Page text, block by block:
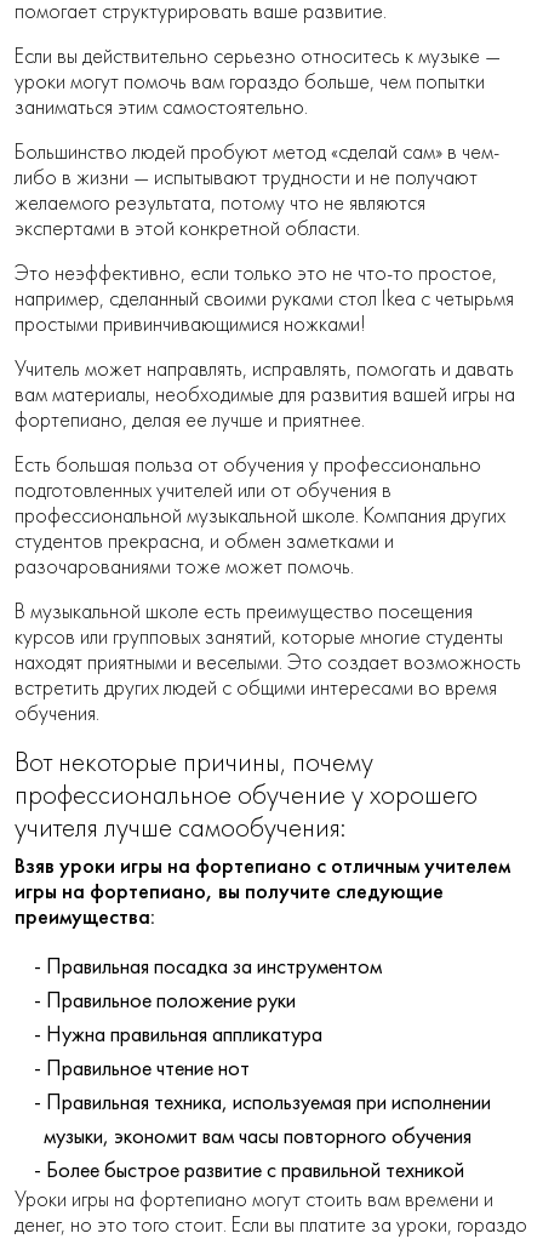
помогает структурировать ваше развитие.
Если вы действительно серьезно относитесь к музыке —
уроки могут помочь вам гораздо больше, чем попытки
заниматься этим самостоятельно.
Большинство людей пробуют метод «сделай сам» в чем-
либо в жизни — испытывают трудности и не получают
желаемого результата, потому что не являются
экспертами в этой конкретной области.
Это неэффективно, если только это не что-то простое,
например, сделанный своими руками стол Ikea с четырьмя
простыми привинчивающимися ножками!
Учитель может направлять, исправлять, помогать и давать
вам материалы, необходимые для развития вашей игры на
фортепиано, делая ее лучше и приятнее.
Есть большая польза от обучения у профессионально
подготовленных учителей или от обучения в
профессиональной музыкальной школе. Компания других
студентов прекрасна, и обмен заметками и
разочарованиями тоже может помочь.
В музыкальной школе есть преимущество посещения
курсов или групповых занятий, которые многие студенты
находят приятными и веселыми. Это создает возможность
встретить других людей с общими интересами во время
обучения.
Вот некоторые причины, почему
профессиональное обучение у хорошего
учителя лучше самообучения:
Взяв уроки игры на фортепиано с отличным учителем
игры на фортепиано, вы получите следующие
преимущества:
Правильная посадка за инструментом
Правильное положение руки
Нужна правильная аппликатура
Правильное чтение нот
Правильная техника, используемая при исполнении
музыки, экономит вам часы повторного обучения
Более быстрое развитие с правильной техникой
Уроки игры на фортепиано могут стоить вам времени и
денег, но это того стоит. Если вы платите за уроки, гораздо